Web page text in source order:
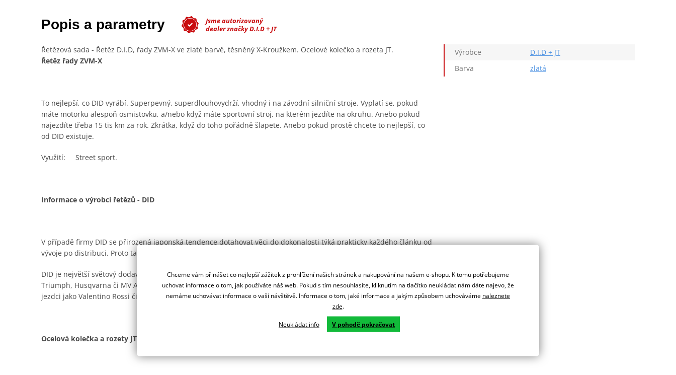
Popis a parametry
Jsme autorizovaný
dealer značky D.I.D + JT
Řetězová sada - Řetěz D.I.D, řady ZVM-X ve zlaté barvě, těsněný X-Kroužkem. Ocelové kolečko a rozeta JT.
Řetěz řady ZVM-X
To nejlepší, co DID vyrábí. Superpevný, superdlouhovydrží, vhodný i na závodní silniční stroje. Vyplatí se, pokud
máte motorku alespoň osmistovku, a/nebo když máte sportovní stroj, na kterém jezdíte na okruhu. Anebo pokud
najezdíte třeba 15 tis km za rok. Zkrátka, když do toho pořádně šlapete. Anebo pokud prostě chcete to nejlepší, co
od DID existuje.
Využití: Street sport.
Informace o výrobci řetězů - DID
V případě firmy DID se přirozená japonská tendence dotahovat věci do dokonalosti týká prakticky každého článku od
vývoje po distribuci. Proto také samotná výroba zůstává v Japonsku a nepřesunula se nikam … jinam.
DID je největší světový dodavatel do prvovýroby motocyklů jako Honda, Yamaha, Suzuki, Kawasaki, Ducati, KTM,
Triumph, Husqvarna či MV Agusta. Jezdí na nich top týmy napříč podniky jako Moto GP, FIM MX, Rallye Dakar a
jezdci jako Valentino Rossi či Jorge Lorenzo.
Ocelová kolečka a rozety JT
Výrobce
D.I.D + JT
Barva
zlatá
Chceme vám přinášet co nejlepší zážitek z prohlížení našich stránek a nakupování na našem e-shopu. K tomu potřebujeme
uchovat informace o tom, jak používáte náš web. Pokud s tím nesouhlasíte, kliknutím na tlačítko neukládat nám dáte najevo, že
nemáme uchovávat informace o vaší návštěvě. Informace o tom, jaké informace a jakým způsobem uchováváme naleznete
zde.
Neukládat info V pohodě pokračovat